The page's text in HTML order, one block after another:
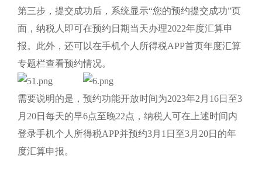
第三步，提交成功后，系统显示“您的预约提交成功”页
面，纳税人即可在预约日期当天办理2022年度汇算申
报。此外，还可以在手机个人所得税APP首页年度汇算
专题栏查看预约情况。
需要说明的是，预约功能开放时间为2023年2月16日至3
月20日每天的早6点至晚22点，纳税人可在上述时间内
登录手机个人所得税APP并预约3月1日至3月20日的年
度汇算申报。